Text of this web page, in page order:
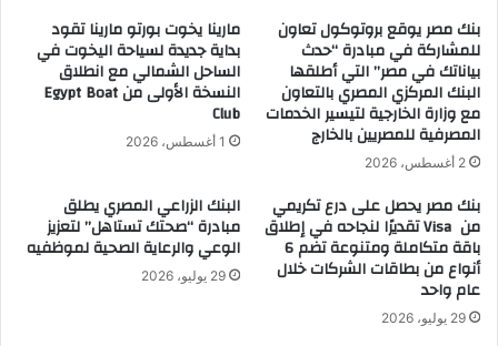
بنك مصر يوقع بروتوكول تعاون
للمشاركة في مبادرة “حدث
بياناتك في مصر” التي أطلقها
البنك المركزي المصري بالتعاون
مع وزارة الخارجية لتيسير الخدمات
المصرفية للمصريين بالخارج
2 أغسطس، 2026
مارينا يخوت بورتو مارينا تقود
بداية جديدة لسياحة اليخوت في
الساحل الشمالي مع انطلاق
النسخة الأولى من Egypt Boat
Club
1 أغسطس، 2026
بنك مصر يحصل على درع تكريمي
من Visa تقديرًا لنجاحه في إطلاق
باقة متكاملة ومتنوعة تضم 6
أنواع من بطاقات الشركات خلال
عام واحد
29 يوليو، 2026
البنك الزراعي المصري يطلق
مبادرة “صحتك تستاهل” لتعزيز
الوعي والرعاية الصحية لموظفيه
29 يوليو، 2026